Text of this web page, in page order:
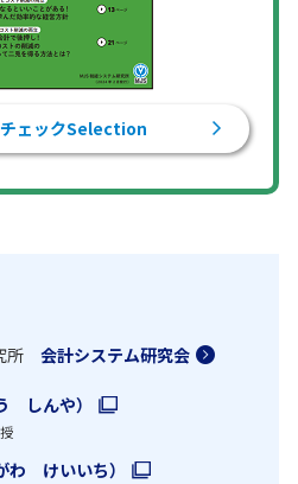
ェックSelection
所 会計システム研究会
しんや）
けいいち）